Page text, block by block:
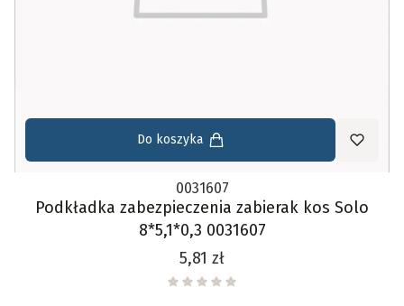
Do koszyka
0031607
Podkładka zabezpieczenia zabierak kos Solo
8*5,1*0,3 0031607
Cena
5,81 zł